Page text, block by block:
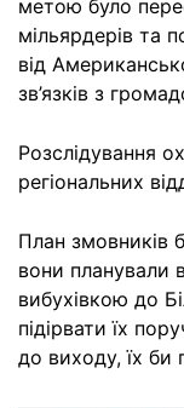
метою було
мільярдерів та
від
зв’язків з
Розслідування
регіональних
План змовників
вони планували
вибухівкою до
підірвати їх
до виходу, їх би